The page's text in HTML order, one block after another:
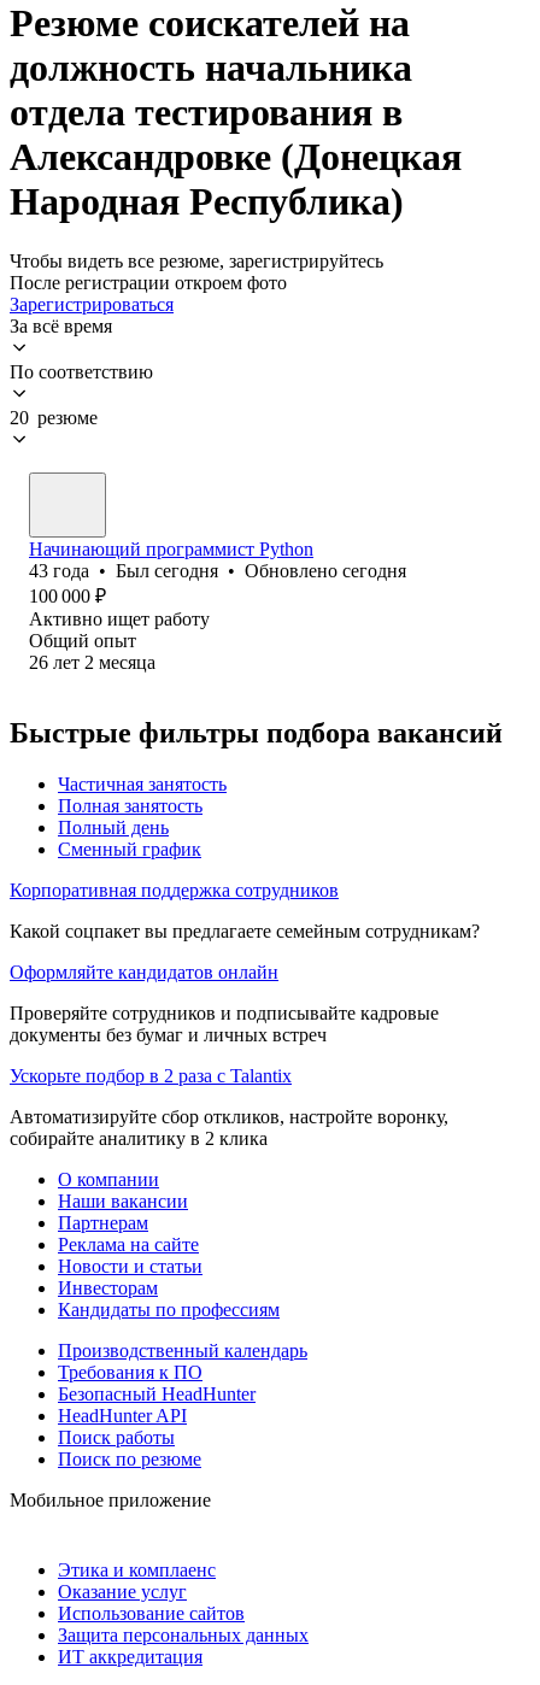
Резюме соискателей на
должность начальника
отдела тестирования в
Александровке (Донецкая
Народная Республика)
Чтобы видеть все резюме, зарегистрируйтесь
После регистрации откроем фото
Зарегистрироваться
За всё время
По соответствию
20 резюме
Начинающий программист Python
43 года • Был сегодня • Обновлено сегодня
100 000 ₽
Активно ищет работу
Общий опыт
26 лет 2 месяца
Быстрые фильтры подбора вакансий
Частичная занятость
Полная занятость
Полный день
Сменный график
Корпоративная поддержка сотрудников
Какой соцпакет вы предлагаете семейным сотрудникам?
Оформляйте кандидатов онлайн
Проверяйте сотрудников и подписывайте кадровые
документы без бумаг и личных встреч
Ускорьте подбор в 2 раза с Talantix
Автоматизируйте сбор откликов, настройте воронку,
собирайте аналитику в 2 клика
О компании
Наши вакансии
Партнерам
Реклама на сайте
Новости и статьи
Инвесторам
Кандидаты по профессиям
Производственный календарь
Требования к ПО
Безопасный HeadHunter
HeadHunter API
Поиск работы
Поиск по резюме
Мобильное приложение
Этика и комплаенс
Оказание услуг
Использование сайтов
Защита персональных данных
ИТ аккредитация